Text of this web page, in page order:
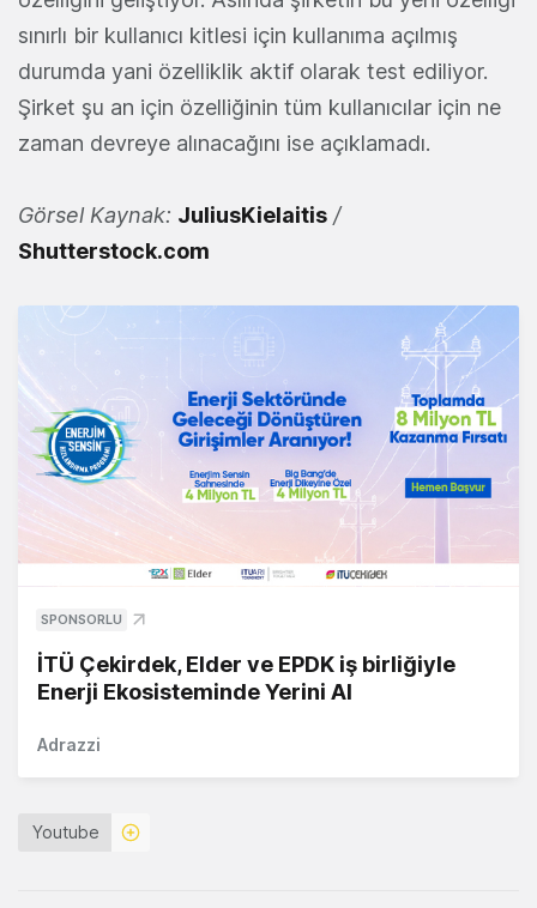
sınırlı bir kullanıcı kitlesi için kullanıma açılmış
durumda yani özelliklik aktif olarak test ediliyor.
Şirket şu an için özelliğinin tüm kullanıcılar için ne
zaman devreye alınacağını ise açıklamadı.
Görsel Kaynak: JuliusKielaitis /
Shutterstock.com
SPONSORLU
İTÜ Çekirdek, Elder ve EPDK iş birliğiyle
Enerji Ekosisteminde Yerini Al
Adrazzi
Youtube